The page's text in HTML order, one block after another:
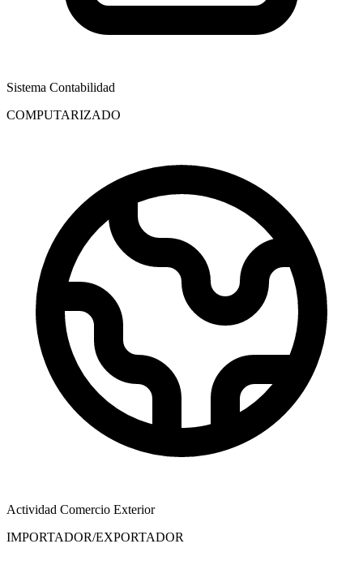
Sistema Contabilidad
COMPUTARIZADO
Actividad Comercio Exterior
IMPORTADOR/EXPORTADOR